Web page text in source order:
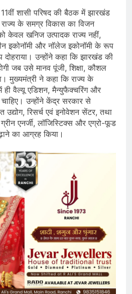
शासी परिषद की बैठक में झारखंड
के समग्र विकास का विजन
केवल खनिज उत्पादक राज्य नहीं,
इकोनॉमी और नॉलेज इकोनॉमी के रूप
उन्होंने कहा कि झारखंड की
जब उसे मानव पूंजी, शिक्षा, कौशल
मुख्यमंत्री ने कहा कि राज्य के
ही वैल्यू एडिशन, मैन्युफैक्चरिंग और
उन्होंने केंद्र सरकार से
उद्योग, रिसर्च एवं इनोवेशन सेंटर, तथा
एनर्जी, लॉजिस्टिक्स और एग्रो-फूड
का आग्रह किया।